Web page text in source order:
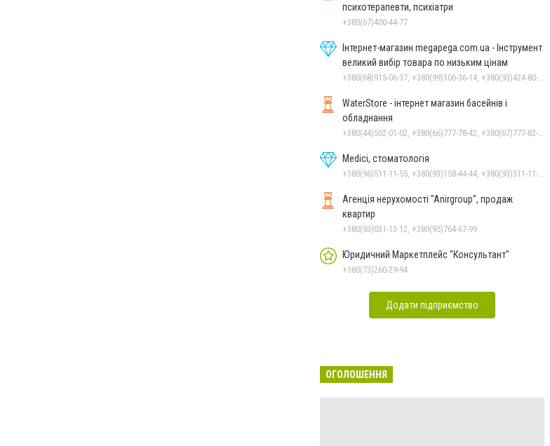
психотерапевти, психіатри
+380(67)400-44-77
Інтернет-магазин megapega.com.ua - Інструмент
великий вибір товара по низьким цінам
WaterStore - інтернет магазин басейнів і
обладнання
Medici, стоматологія
Агенція нерухомості "Anirgroup", продаж
квартир
+380(93)031-13-12, +380(95)764-67-99
Юридичний Маркетплейс "Консультант"
+380(73)260-29-94
Додати підприємство
ОГОЛОШЕННЯ